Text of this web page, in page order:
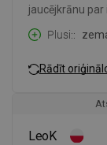
jaucējkrānu
Plusi:
Rādīt
LeoK